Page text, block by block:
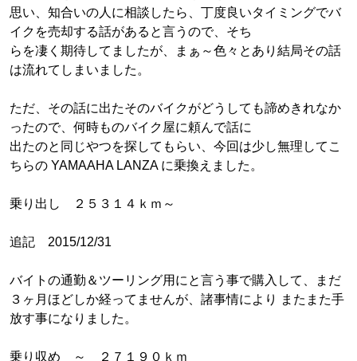
思い、知合いの人に相談したら、丁度良いタイミングでバ
イクを売却する話があると言うので、そち
らを凄く期待してましたが、まぁ～色々とあり結局その話
は流れてしまいました。
ただ、その話に出たそのバイクがどうしても諦めきれなか
ったので、何時ものバイク屋に頼んで話に
出たのと同じやつを探してもらい、今回は少し無理してこ
ちらの YAMAAHA LANZA に乗換えました。
乗り出し ２５３１４ｋｍ～
追記 2015/12/31
バイトの通勤＆ツーリング用にと言う事で購入して、まだ
３ヶ月ほどしか経ってませんが、諸事情により またまた手
放す事になりました。
乗り収め ～ ２７１９０ｋｍ